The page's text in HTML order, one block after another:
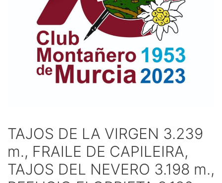
TAJOS DE LA VIRGEN 3.239
m., FRAILE DE CAPILEIRA,
TAJOS DEL NEVERO 3.198 m.,